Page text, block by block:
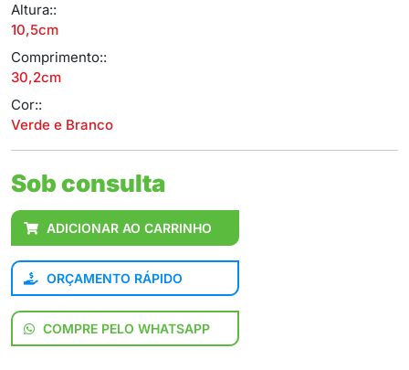
Altura::
10,5cm
Comprimento::
30,2cm
Cor::
Verde e Branco
Sob consulta
ADICIONAR AO CARRINHO
ORÇAMENTO RÁPIDO
COMPRE PELO WHATSAPP